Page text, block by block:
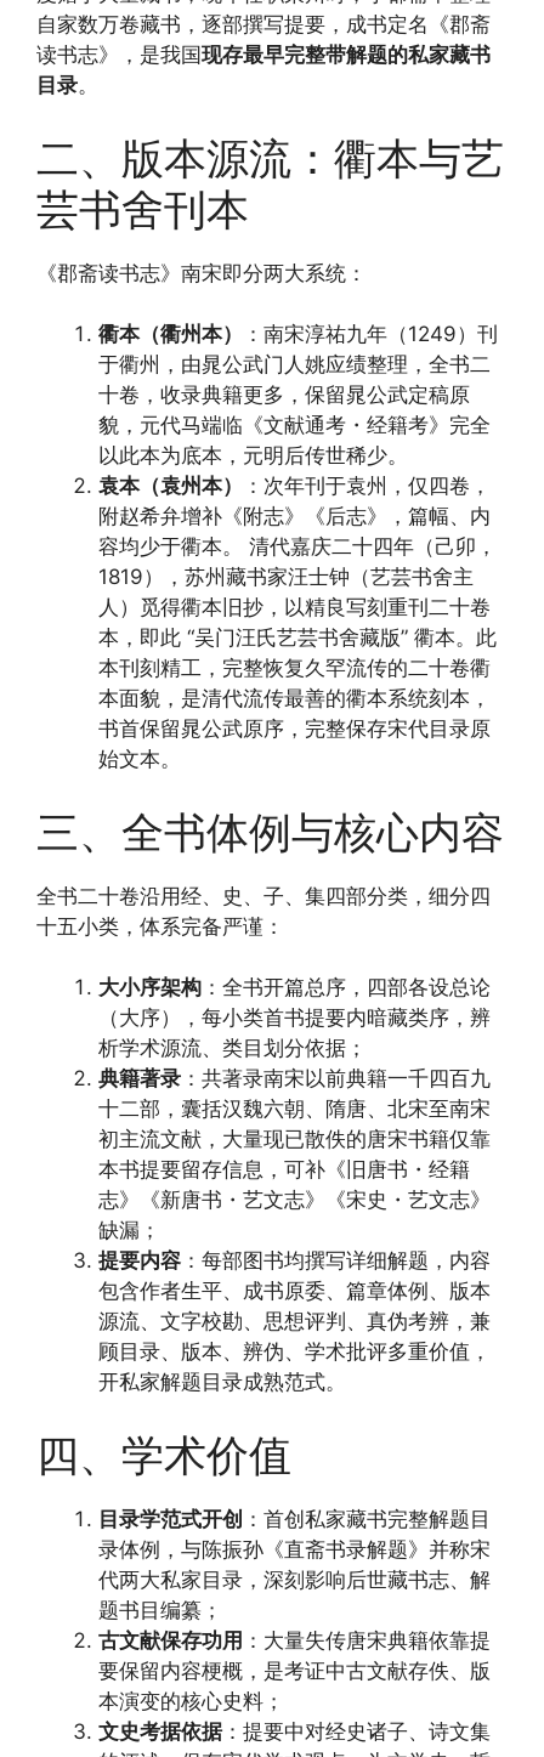
自家数万卷藏书，逐部撰写提要，成书定名《郡斋
读书志》，是我国现存最早完整带解题的私家藏书
目录。
二、版本源流：衢本与艺
芸书舍刊本
《郡斋读书志》南宋即分两大系统：
衢本（衢州本）
：南宋淳祐九年（1249）刊
于衢州，由晁公武门人姚应绩整理，全书二
十卷，收录典籍更多，保留晁公武定稿原
貌，元代马端临《文献通考・经籍考》完全
以此本为底本，元明后传世稀少。
袁本（袁州本）
：次年刊于袁州，仅四卷，
附赵希弁增补《附志》《后志》，篇幅、内
容均少于衢本。 清代嘉庆二十四年（己卯，
1819），苏州藏书家汪士钟（艺芸书舍主
人）觅得衢本旧抄，以精良写刻重刊二十卷
本，即此 “吴门汪氏艺芸书舍藏版” 衢本。此
本刊刻精工，完整恢复久罕流传的二十卷衢
本面貌，是清代流传最善的衢本系统刻本，
书首保留晁公武原序，完整保存宋代目录原
始文本。
三、全书体例与核心内容
全书二十卷沿用经、史、子、集四部分类，细分四
十五小类，体系完备严谨：
大小序架构 ：全书开篇总序，四部各设总论
（大序），每小类首书提要内暗藏类序，辨
析学术源流、类目划分依据；
典籍著录 ：共著录南宋以前典籍一千四百九
十二部，囊括汉魏六朝、隋唐、北宋至南宋
初主流文献，大量现已散佚的唐宋书籍仅靠
本书提要留存信息，可补《旧唐书・经籍
志》《新唐书・艺文志》《宋史・艺文志》
缺漏；
提要内容 ：每部图书均撰写详细解题，内容
包含作者生平、成书原委、篇章体例、版本
源流、文字校勘、思想评判、真伪考辨，兼
顾目录、版本、辨伪、学术批评多重价值，
开私家解题目录成熟范式。
四、学术价值
目录学范式开创 ：首创私家藏书完整解题目
录体例，与陈振孙《直斋书录解题》并称宋
代两大私家目录，深刻影响后世藏书志、解
题书目编纂；
古文献保存功用 ：大量失传唐宋典籍依靠提
要保留内容梗概，是考证中古文献存佚、版
本演变的核心史料；
文史考据依据：提要中对经史诸子、诗文集